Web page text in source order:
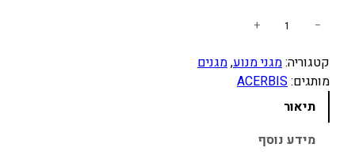
ו
ת
ל
−
+
קטגוריה:מגני מנוע, מגנים
מותגים:ACERBIS
תיאור
מידע נוסף